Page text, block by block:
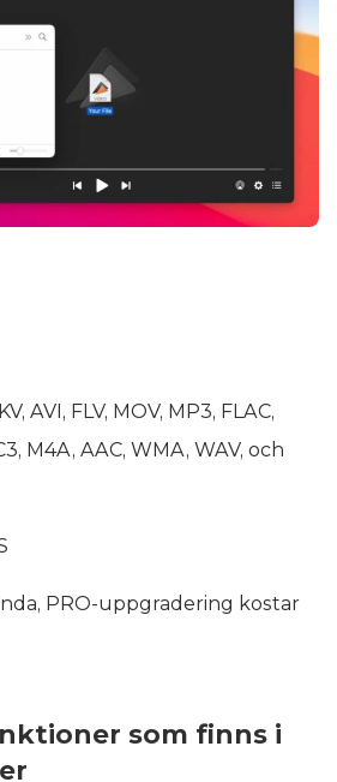
AVI, FLV, MOV, MP3, FLAC,
M4A, AAC, WMA, WAV, och
PRO-uppgradering kostar
som finns i